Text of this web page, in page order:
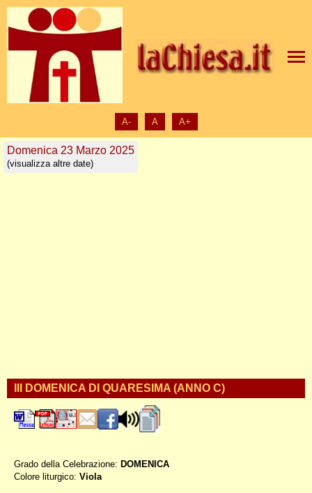
A- A A+
Domenica 23 Marzo 2025
(visualizza altre date)
III DOMENICA DI QUARESIMA (ANNO C)
Grado della Celebrazione: DOMENICA
Colore liturgico: Viola